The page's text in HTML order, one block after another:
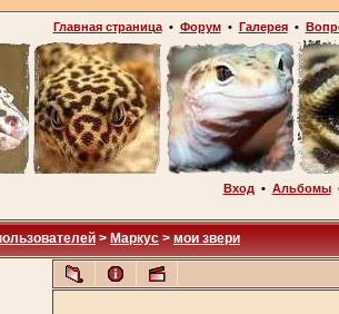
Главная страница• Форум• Галерея•
Вход • Альбомы
> Маркус > мои звери